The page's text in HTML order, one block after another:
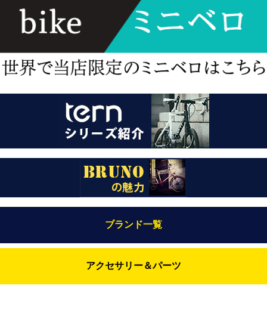
ブランド一覧
Bianchi（ビアンキ）
BRUNO(ブルーノ)アクセサリー＆パーツ